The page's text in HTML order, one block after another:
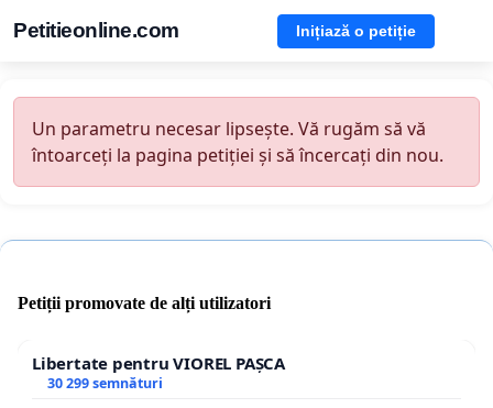
Petitieonline.com Inițiază o petiție
Un parametru necesar lipsește. Vă rugăm să vă
întoarceți la pagina petiției și să încercați din nou.
Petiții promovate de alți utilizatori
Libertate pentru VIOREL PAȘCA
30 299 semnături